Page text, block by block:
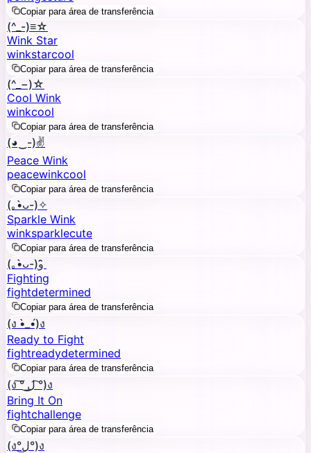
Copiar para área de transferência
(^_-)≡☆
Wink Star
winkstarcool
Copiar para área de transferência
(^_−)☆
Cool Wink
winkcool
Copiar para área de transferência
(◕‿-)✌
Peace Wink
peacewinkcool
Copiar para área de transferência
(｡•̀ᴗ-)✧
Sparkle Wink
winksparklecute
Copiar para área de transferência
Fighting
fightdetermined
Copiar para área de transferência
(ง •̀_•́)ง
Ready to Fight
fightreadydetermined
Copiar para área de transferência
(ง ͠° ͟ل͜ ͡°)ง
Bring It On
fightchallenge
Copiar para área de transferência
(ง°ل͜°)ง